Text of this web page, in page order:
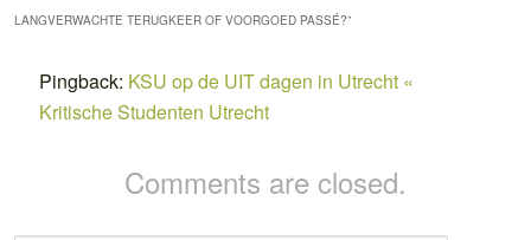
LANGVERWACHTE TERUGKEER OF VOORGOED PASSÉ?”
Pingback: KSU op de UIT dagen in Utrecht «
Kritische Studenten Utrecht
Comments are closed.